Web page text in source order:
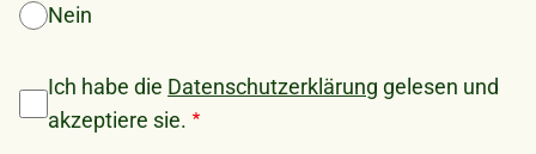
Nein
Ich habe die Datenschutzerklärung gelesen und
akzeptiere sie.